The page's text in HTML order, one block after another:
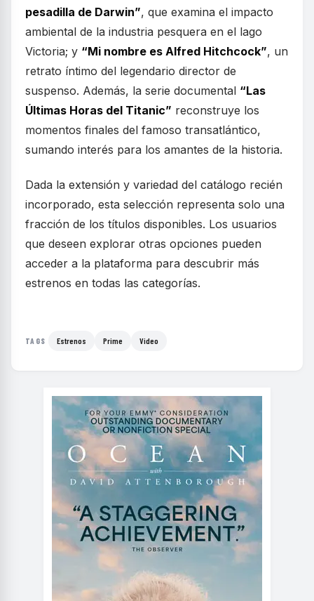
pesadilla de Darwin”, que examina el impacto
ambiental de la industria pesquera en el lago
Victoria; y “Mi nombre es Alfred Hitchcock”, un
retrato íntimo del legendario director de
suspenso. Además, la serie documental “Las
Últimas Horas del Titanic” reconstruye los
momentos finales del famoso transatlántico,
sumando interés para los amantes de la historia.
Dada la extensión y variedad del catálogo recién
incorporado, esta selección representa solo una
fracción de los títulos disponibles. Los usuarios
que deseen explorar otras opciones pueden
acceder a la plataforma para descubrir más
estrenos en todas las categorías.
TAGS Estrenos Prime Video